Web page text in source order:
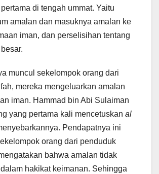
di tengah ummat. Yaitu
amalan dan masuknya amalan ke
iman, dan perselisihan tentang
muncul sekelompok orang dari
mereka mengeluarkan amalan
iman. Hammad bin Abi Sulaiman
yang pertama kali mencetuskan al
Pendapatnya ini
orang dari penduduk
bahwa amalan tidak
hakikat keimanan. Sehingga